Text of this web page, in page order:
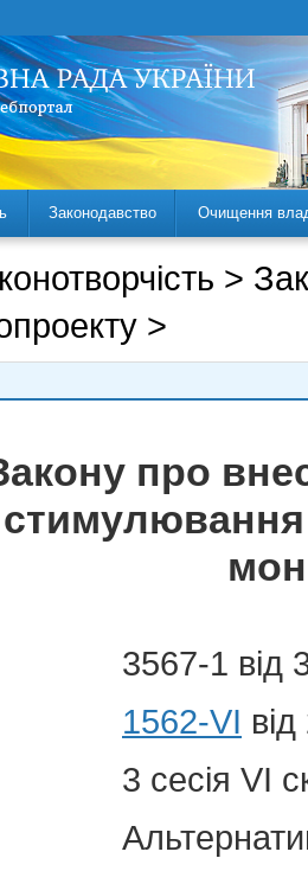
Законодавство Очищення
>
>
про
3567-1 від
1562-VI
3 сесія VI